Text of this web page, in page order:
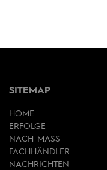
SITEMAP
HOME
ERFOLGE
NACH MASS
FACHHÄNDLER
NACHRICHTEN